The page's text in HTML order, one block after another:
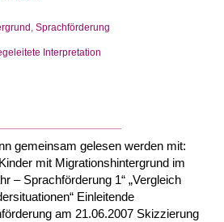
Sprachförderung
Interpretation
gemeinsam gelesen werden mit:
mit Migrationshintergrund im
– Sprachförderung 1“ „Vergleich
Einleitende
am 21.06.2007 Skizzierung